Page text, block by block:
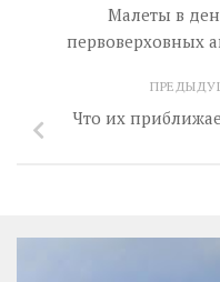
Малеты в
первоверховных
Что их